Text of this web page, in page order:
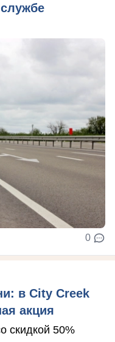
0
в City Creek
акция
скидкой 50%